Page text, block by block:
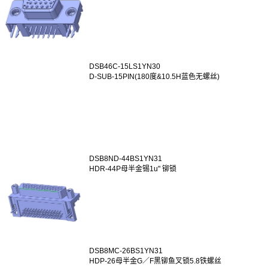
DSB46C-15LS1YN30
D-SUB-15PIN(180度&10.5H蓝色无螺丝)
DSB8ND-44BS1YN31
HDR-44P母半金锡1u" 铆锁
DSB8MC-26BS1YN31
HDP-26母半金G／F黑铆鱼叉锁5.8铁螺丝